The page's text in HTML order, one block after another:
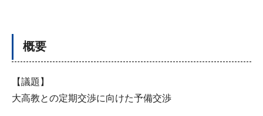
概要
【議題】
大高教との定期交渉に向けた予備交渉